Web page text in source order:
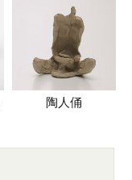
陶人俑